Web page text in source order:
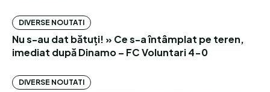
DIVERSE NOUTATI
Nu s-au dat bătuți! » Ce s-a întâmplat pe teren,
imediat după Dinamo – FC Voluntari 4-0
DIVERSE NOUTATI